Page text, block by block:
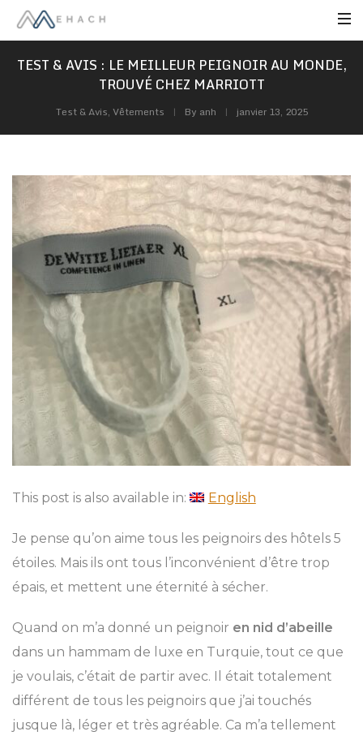
TEST & AVIS : LE MEILLEUR PEIGNOIR AU MONDE,
TROUVÉ CHEZ MARRIOTT
Test & Avis, Vêtements By anh janvier 13, 2025
This post is also available in: English
Je pense qu’on aime tous les peignoirs des hôtels 5
étoiles. Mais ils ont tous l’inconvénient d’être trop
épais, et mettent une éternité à sécher.
Quand on m’a donné un peignoir en nid d’abeille
dans un hammam de luxe en Turquie, tout ce que
je voulais, c’était de partir avec. Il était totalement
différent de tous les peignoirs que j’ai touchés
jusque là, léger et très agréable. Ca m’a tellement